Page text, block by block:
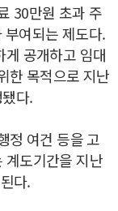
30만원 초과 주
여되는 제도다.
공개하고 임대
한 목적으로 지난
다.
정 여건 등을 고
계도기간을 지난
다.